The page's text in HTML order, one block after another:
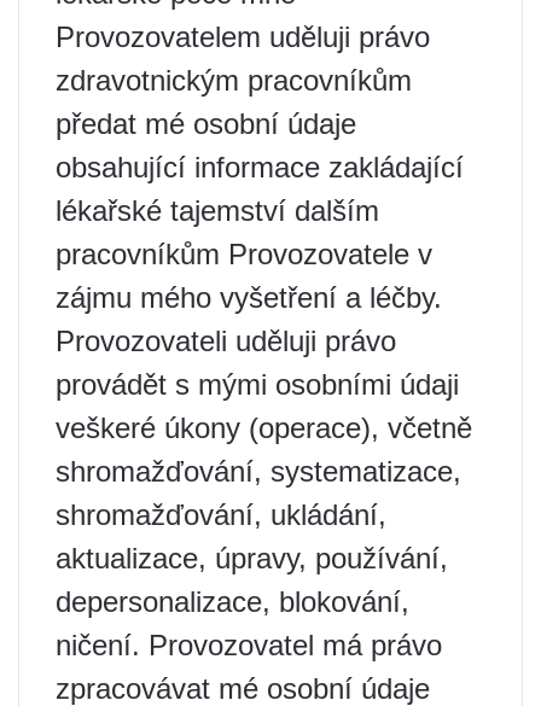
Provozovatelem uděluji právo
zdravotnickým pracovníkům
předat mé osobní údaje
obsahující informace zakládající
lékařské tajemství dalším
pracovníkům Provozovatele v
zájmu mého vyšetření a léčby.
Provozovateli uděluji právo
provádět s mými osobními údaji
veškeré úkony (operace), včetně
shromažďování, systematizace,
shromažďování, ukládání,
aktualizace, úpravy, používání,
depersonalizace, blokování,
ničení. Provozovatel má právo
zpracovávat mé osobní údaje